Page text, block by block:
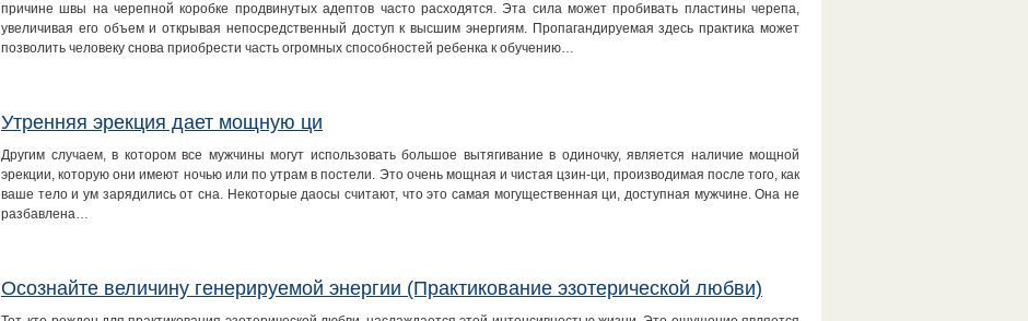
причине швы на черепной коробке продвинутых адептов часто расходятся. Эта сила может пробивать пластины черепа,
увеличивая его объем и открывая непосредственный доступ к высшим энергиям. Пропагандируемая здесь практика может
позволить человеку снова приобрести часть огромных способностей ребенка к обучению…
Утренняя эрекция дает мощную ци
Другим случаем, в котором все мужчины могут использовать большое вытягивание в одиночку, является наличие мощной
эрекции, которую они имеют ночью или по утрам в постели. Это очень мощная и чистая цзин-ци, производимая после того, как
ваше тело и ум зарядились от сна. Некоторые даосы считают, что это самая могущественная ци, доступная мужчине. Она не
разбавлена…
Осознайте величину генерируемой энергии (Практикование эзотерической любви)